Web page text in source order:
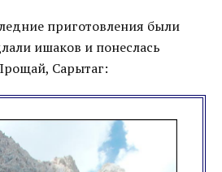
приготовления были
ишаков и понеслась
Сарытаг: